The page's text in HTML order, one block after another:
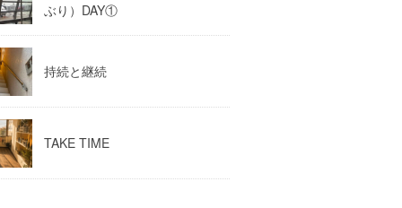
ぶり）DAY①
持続と継続
TAKE TIME